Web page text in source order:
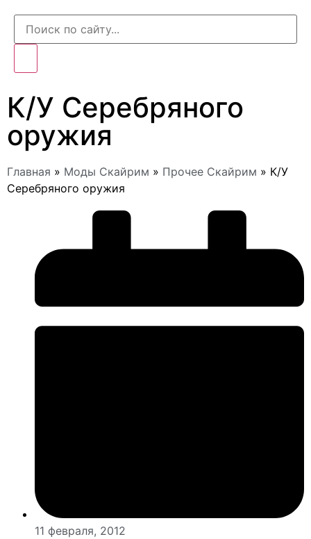
К/У Серебряного
оружия
Главная » Моды Скайрим » Прочее Скайрим » К/У
Серебряного оружия
11 февраля, 2012